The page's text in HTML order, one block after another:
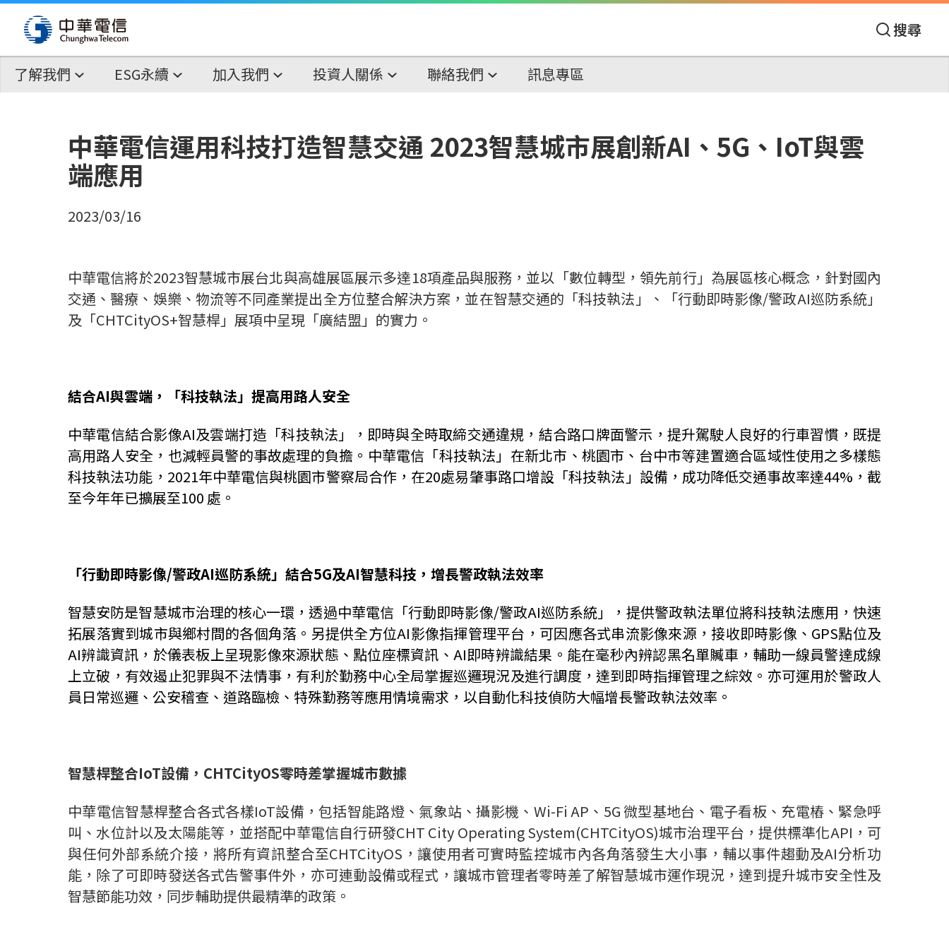
搜尋
了解我們 ESG永續 加入我們 投資人關係 聯絡我們 訊息專區
中華電信運用科技打造智慧交通 2023智慧城市展創新AI、5G、IoT與雲
端應用
2023/03/16
中華電信將於2023智慧城市展台北與高雄展區展示多達18項產品與服務，並以「數位轉型，領先前行」為展區核心概念，針對國內
交通、醫療、娛樂、物流等不同產業提出全方位整合解決方案，並在智慧交通的「科技執法」、「行動即時影像/警政AI巡防系統」
及「CHTCityOS+智慧桿」展項中呈現「廣結盟」的實力。
結合AI與雲端，「科技執法」提高用路人安全
中華電信結合影像AI及雲端打造「科技執法」，即時與全時取締交通違規，結合路口牌面警示，提升駕駛人良好的行車習慣，既提
高用路人安全，也減輕員警的事故處理的負擔。中華電信「科技執法」在新北市、桃園市、台中市等建置適合區域性使用之多樣態
科技執法功能， 2021年中華電信與桃園市警察局合作，在20處易肇事路口增設「科技執法」設備，成功降低交通事故率達44% ，截
至今年年已擴展至100 處。
「行動即時影像/警政AI巡防系統」結合5G及AI智慧科技，增長警政執法效率
智慧安防是智慧城市治理的核心一環，透過中華電信「行動即時影像/警政AI巡防系統」，提供警政執法單位將科技執法應用，快速
拓展落實到城市與鄉村間的各個角落。另提供全方位AI影像指揮管理平台，可因應各式串流影像來源，接收即時影像、 GPS點位及
AI辨識資訊，於儀表板上呈現影像來源狀態、點位座標資訊、 AI即時辨識結果。能在毫秒內辨認黑名單贓車，輔助一線員警達成線
上立破，有效遏止犯罪與不法情事，有利於勤務中心全局掌握巡邏現況及進行調度，達到即時指揮管理之綜效。亦可運用於警政人
員日常巡邏、公安稽查、道路臨檢、特殊勤務等應用情境需求，以自動化科技偵防大幅增長警政執法效率。
智慧桿整合IoT設備， CHTCityOS零時差掌握城市數據
中華電信智慧桿整合各式各樣IoT設備，包括智能路燈、氣象站、攝影機、 Wi-Fi AP 、 5G微型基地台、電子看板、充電樁、緊急呼
叫、水位計以及太陽能等，並搭配中華電信自行研發CHT City Operating System(CHTCityOS)城市治理平台，提供標準化API ，可
與任何外部系統介接，將所有資訊整合至CHTCityOS ，讓使用者可實時監控城市內各角落發生大小事，輔以事件趨動及AI分析功
能，除了可即時發送各式告警事件外，亦可連動設備或程式，讓城市管理者零時差了解智慧城市運作現況，達到提升城市安全性及
智慧節能功效，同步輔助提供最精準的政策。